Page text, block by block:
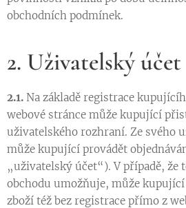
obchodních podmínek.
2. Uživatelský účet
2.1. Na základě registrace
webové stránce může kupující
uživatelského rozhraní. Ze svého
může kupující provádět
„uživatelský účet“). V případě, že
obchodu umožňuje, může
zboží též bez registrace přímo z